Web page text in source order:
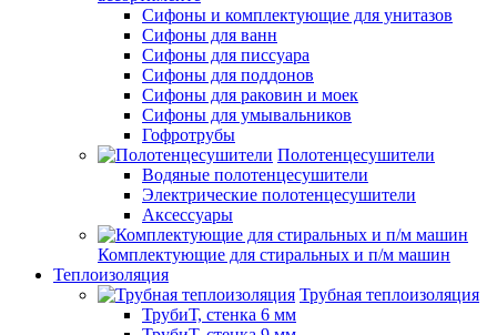
Сифоны и комплектующие для унитазов
Сифоны для ванн
Сифоны для писсуара
Сифоны для поддонов
Сифоны для раковин и моек
Сифоны для умывальников
Гофротрубы
Полотенцесушители
Водяные полотенцесушители
Электрические полотенцесушители
Аксессуары
Комплектующие для стиральных и п/м машин
Теплоизоляция
Трубная теплоизоляция
ТрубиТ, стенка 6 мм